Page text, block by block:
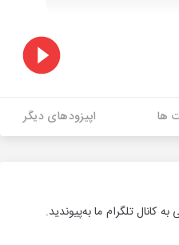
ها اپیزودهای دیگر
تلگرام ما به‌پیوندید.